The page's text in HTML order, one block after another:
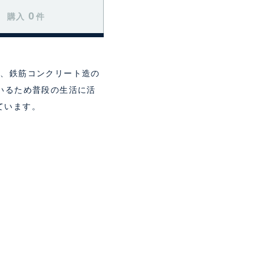
購入 0 件
鉄筋コンクリート造の
るため普段の生活に活
ます。